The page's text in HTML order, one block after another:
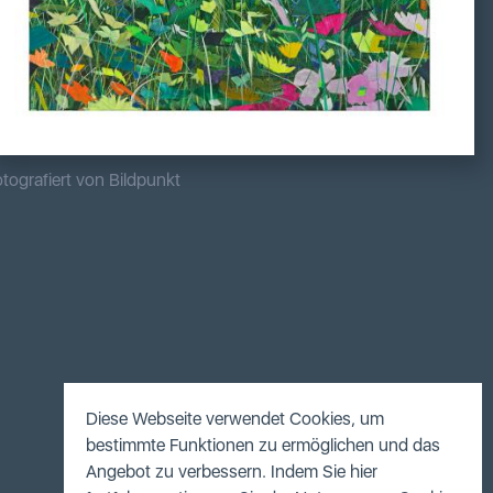
von Bildpunkt
Diese Webseite verwendet Cookies, um
bestimmte Funktionen zu ermöglichen und das
Angebot zu verbessern. Indem Sie hier